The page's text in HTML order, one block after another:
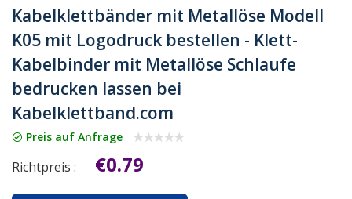
Kabelklettbänder mit Metallöse Modell
K05 mit Logodruck bestellen - Klett-
Kabelbinder mit Metallöse Schlaufe
bedrucken lassen bei
Kabelklettband.com
Preis auf Anfrage
Richtpreis : €0.79